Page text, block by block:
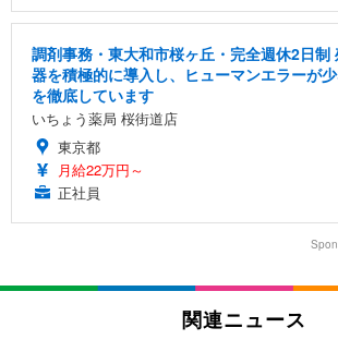
調剤事務・東大和市桜ヶ丘・完全週休2日制
器を積極的に導入し、ヒューマンエラーが
を徹底しています
いちょう薬局 桜街道店
東京都
月給22万円～
正社員
関連ニュース